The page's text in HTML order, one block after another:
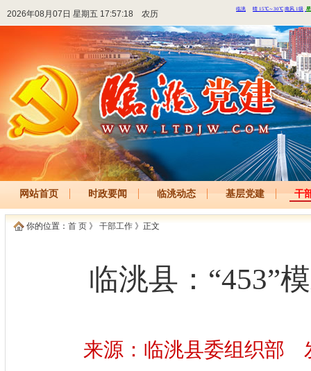
2026年08月07日 星期五 17:57:18 农历
网站首页 时政要闻 临洮动态 基层党建 干
你的位置： 首 页 》 干部工作 》正文
临洮县：“453”
来源：临洮县委组织部